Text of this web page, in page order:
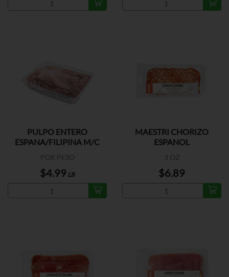
PULPO ENTERO
ESPANA/FILIPINA M/C
POR PESO
$4.99 LB
MAESTRI CHORIZO
ESPANOL
3 OZ
$6.89